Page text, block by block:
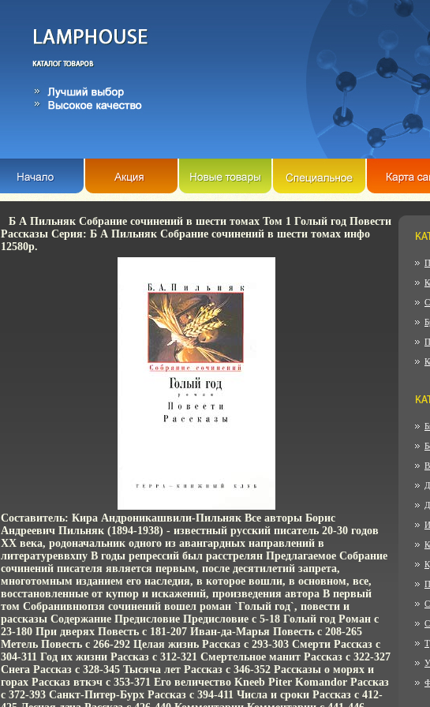
Б А Пильняк Собрание сочинений в шести томах Том 1 Голый год Повести
Рассказы Серия: Б А Пильняк Собрание сочинений в шести томах инфо
12580p.
Составитель: Кира Андроникашвили-Пильняк Все авторы Борис
Андреевич Пильняк (1894-1938) - известный русский писатель 20-30 годов
XX века, родоначальник одного из авангардных направлений в
литературеввхпу В годы репрессий был расстрелян Предлагаемое Собрание
сочинений писателя является первым, после десятилетий запрета,
многотомным изданием его наследия, в которое вошли, в основном, все,
восстановленные от купюр и искажений, произведения автора В первый
том Собранивнюпзя сочинений вошел роман `Голый год`, повести и
рассказы Содержание Предисловие Предисловие c 5-18 Голый год Роман c
23-180 При дверях Повесть c 181-207 Иван-да-Марья Повесть c 208-265
Метель Повесть c 266-292 Целая жизнь Рассказ c 293-303 Смерти Рассказ c
304-311 Год их жизни Рассказ c 312-321 Смертельное манит Рассказ c 322-327
Снега Рассказ c 328-345 Тысяча лет Рассказ c 346-352 Рассказы о морях и
горах Рассказ вткэч c 353-371 Его величество Kneeb Piter Komandor Рассказ
c 372-393 Санкт-Питер-Бурх Рассказ c 394-411 Числа и сроки Рассказ c 412-